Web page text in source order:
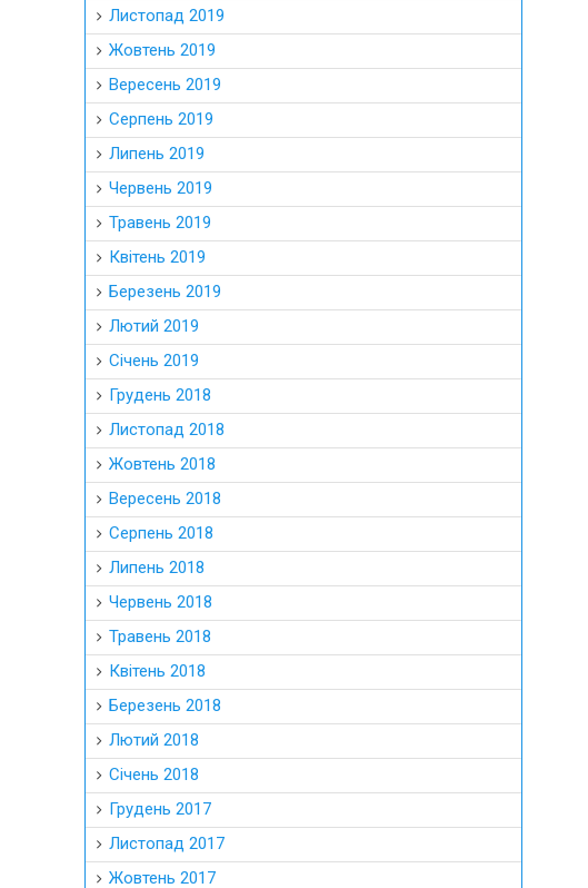
Листопад 2019
Жовтень 2019
Вересень 2019
Серпень 2019
Липень 2019
Червень 2019
Травень 2019
Квітень 2019
Березень 2019
Лютий 2019
Січень 2019
Грудень 2018
Листопад 2018
Жовтень 2018
Вересень 2018
Серпень 2018
Липень 2018
Червень 2018
Травень 2018
Квітень 2018
Березень 2018
Лютий 2018
Січень 2018
Грудень 2017
Листопад 2017
Жовтень 2017